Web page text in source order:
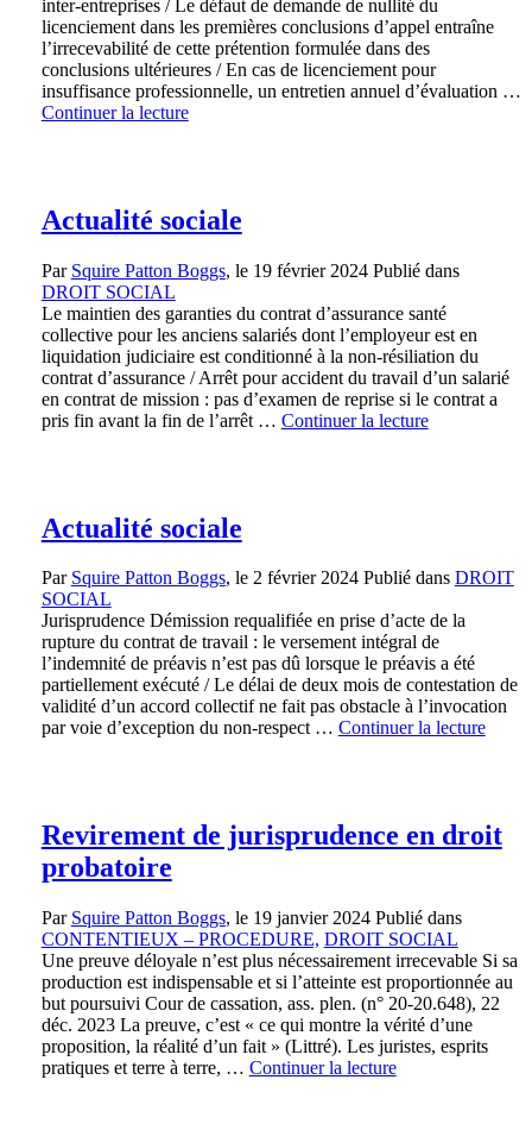
inter-entreprises / Le défaut de demande de nullité du
licenciement dans les premières conclusions d’appel entraîne
l’irrecevabilité de cette prétention formulée dans des
conclusions ultérieures / En cas de licenciement pour
insuffisance professionnelle, un entretien annuel d’évaluation …
Continuer la lecture
Actualité sociale
Par Squire Patton Boggs, le 19 février 2024Publié dans
DROIT SOCIAL
Le maintien des garanties du contrat d’assurance santé
collective pour les anciens salariés dont l’employeur est en
liquidation judiciaire est conditionné à la non-résiliation du
contrat d’assurance / Arrêt pour accident du travail d’un salarié
en contrat de mission : pas d’examen de reprise si le contrat a
pris fin avant la fin de l’arrêt … Continuer la lecture
Actualité sociale
Par Squire Patton Boggs, le 2 février 2024Publié dans DROIT
SOCIAL
Jurisprudence Démission requalifiée en prise d’acte de la
rupture du contrat de travail : le versement intégral de
l’indemnité de préavis n’est pas dû lorsque le préavis a été
partiellement exécuté / Le délai de deux mois de contestation de
validité d’un accord collectif ne fait pas obstacle à l’invocation
par voie d’exception du non-respect … Continuer la lecture
Revirement de jurisprudence en droit
probatoire
Par Squire Patton Boggs, le 19 janvier 2024Publié dans
CONTENTIEUX – PROCEDURE, DROIT SOCIAL
Une preuve déloyale n’est plus nécessairement irrecevable Si sa
production est indispensable et si l’atteinte est proportionnée au
but poursuivi Cour de cassation, ass. plen. (n° 20-20.648), 22
déc. 2023 La preuve, c’est « ce qui montre la vérité d’une
proposition, la réalité d’un fait » (Littré). Les juristes, esprits
pratiques et terre à terre, … Continuer la lecture